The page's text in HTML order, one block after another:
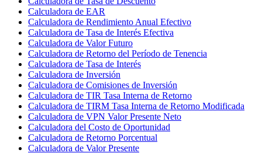
Calculadora de EAR
Calculadora de Rendimiento Anual Efectivo
Calculadora de Tasa de Interés Efectiva
Calculadora de Valor Futuro
Calculadora de Retorno del Período de Tenencia
Calculadora de Tasa de Interés
Calculadora de Inversión
Calculadora de Comisiones de Inversión
Calculadora de TIR Tasa Interna de Retorno
Calculadora de TIRM Tasa Interna de Retorno Modificada
Calculadora de VPN Valor Presente Neto
Calculadora del Costo de Oportunidad
Calculadora de Retorno Porcentual
Calculadora de Valor Presente